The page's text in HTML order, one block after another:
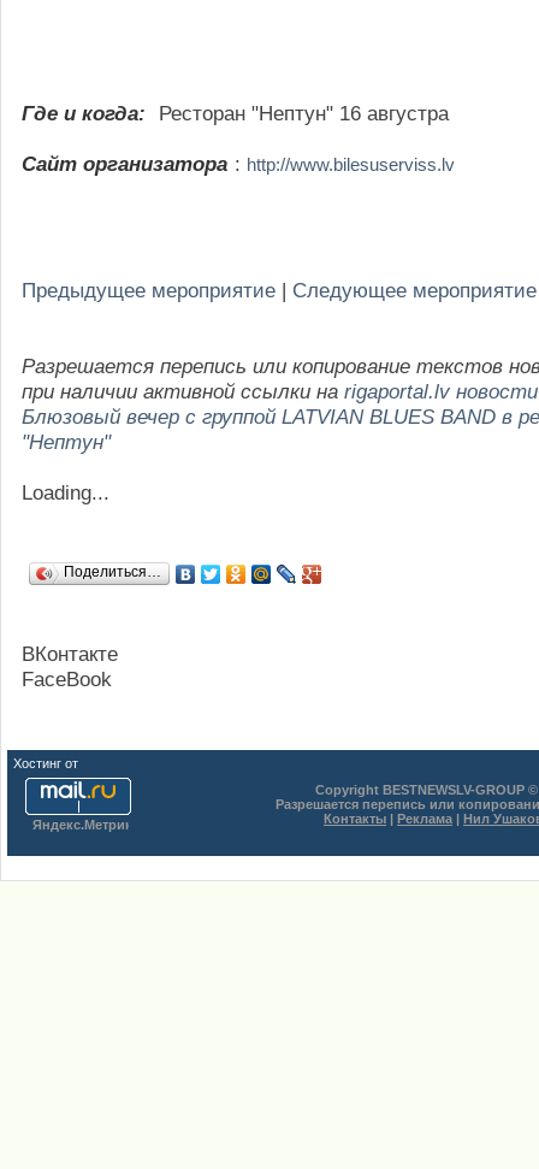
Где и когда: Ресторан "Нептун" 16 августра
Сайт организатора : http://www.bilesuserviss.lv
Предыдущее мероприятие | Следующее мероприятие
Разрешается перепись или копирование текстов
при наличии активной ссылки на rigaportal.lv новости
Блюзовый вечер с группой LATVIAN BLUES BAND в
"Нептун"
Loading...
Поделиться…
ВКонтакте
FaceBook
Хостинг от
Copyright BESTNEWSLV-GROUP
Разрешается перепись или
Контакты | Реклама | Нил